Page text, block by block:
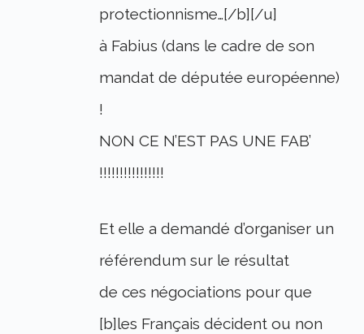
protectionnisme…[/b][/u]
à Fabius (dans le cadre de son
mandat de députée européenne)
!
NON CE N’EST PAS UNE FAB’
!!!!!!!!!!!!!!!!
Et elle a demandé d’organiser un
référendum sur le résultat
de ces négociations pour que
[b]les Français décident ou non